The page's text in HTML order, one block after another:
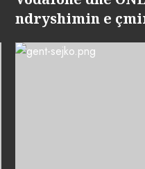
ndryshimin e